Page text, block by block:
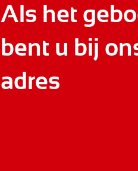
Als het
bent u bij
adres